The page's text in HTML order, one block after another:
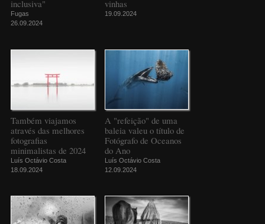
inclusiva"
Fugas
26.09.2024
vinhas
19.09.2024
Também viajamos
através das melhores
fotografias
minimalistas de 2024
Luís Octávio Costa
18.09.2024
A "refeição" de uma
baleia valeu o título de
Fotógrafo de Oceanos
do Ano
Luís Octávio Costa
12.09.2024